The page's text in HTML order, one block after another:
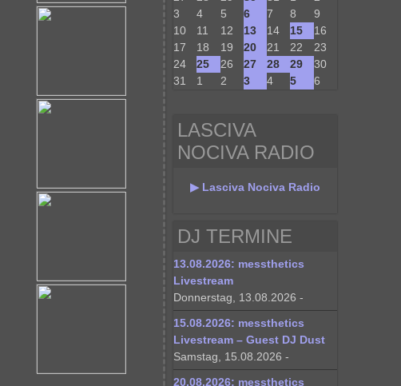
3
4 5 6 7 8
9
10
11 12 13 14 15
16
17
18 19 20 21 22
23
24
25 26 27 28 29
30
31
1 2 3 4 5 6
LASCIVA
NOCIVA RADIO
▶ Lasciva Nociva Radio
DJ TERMINE
13.08.2026: messthetics
Livestream
Donnerstag, 13.08.2026 -
15.08.2026: messthetics
Livestream – Guest DJ Dust
Samstag, 15.08.2026 -
20.08.2026: messthetics